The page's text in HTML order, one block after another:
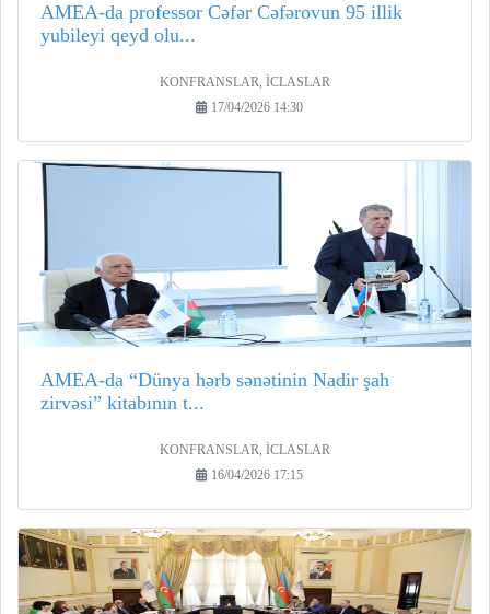
AMEA-da professor Cəfər Cəfərovun 95 illik
yubileyi qeyd olu...
KONFRANSLAR, İCLASLAR
17/04/2026 14:30
AMEA-da “Dünya hərb sənətinin Nadir şah
zirvəsi” kitabının t...
KONFRANSLAR, İCLASLAR
16/04/2026 17:15